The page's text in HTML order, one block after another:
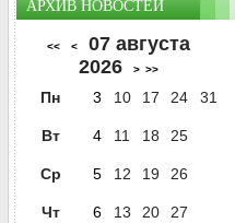
АРХИВ НОВОСТЕЙ
<< <
07 августа
2026
> >>
Пн 3 10 17 24 31
Вт 4 11 18 25
Ср 5 12 19 26
Чт 6 13 20
27